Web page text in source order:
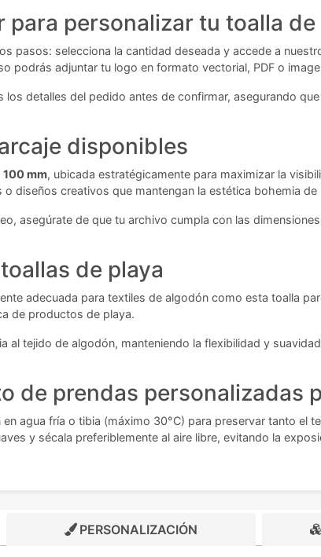
para personalizar tu toalla de
pasos: selecciona la cantidad deseada y accede a
podrás adjuntar tu logo en formato vectorial, PDF o
detalles del pedido antes de confirmar, asegurando
disponibles
100 mm, ubicada estratégicamente para maximizar la
diseños creativos que mantengan la estética bohemia de
asegúrate de que tu archivo cumpla con las
de playa
adecuada para textiles de algodón como esta toalla
de productos de playa.
al tejido de algodón, manteniendo la flexibilidad y
de prendas personalizadas
agua fría o tibia (máximo 30°C) para preservar tanto
y sécala preferiblemente al aire libre, evitando la
PERSONALIZACIÓN